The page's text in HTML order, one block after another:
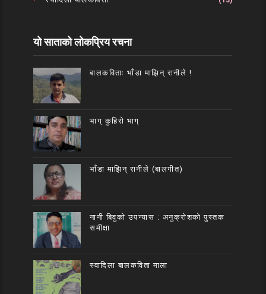
यो साताको लोकप्रिय रचना
बालकविताः भाँडा माझिन् रानीले !
भाग् कुहिरो भाग्
भाँडा माझिन् रानीले (बालगीत)
नानी बिवुको उपन्यास : अनुक्रोशको पुस्तक
समीक्षा
स्वादिला बालकविता माला